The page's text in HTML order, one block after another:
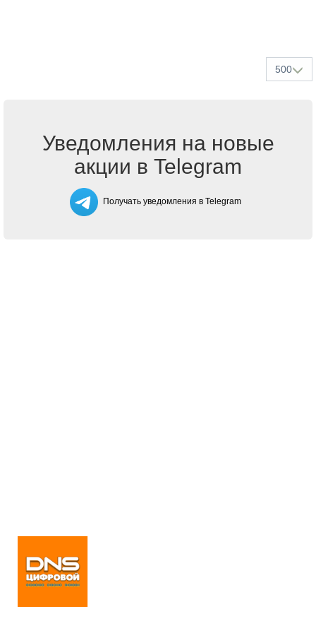
500
Уведомления на новые
акции в Telegram
Получать уведомления в Telegram